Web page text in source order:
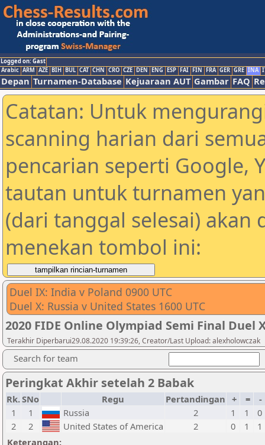
Logged on: Gast
Arabic ARM AZE BIH BUL CAT CHN CRO CZE DEN ENG ESP FAI FIN FRA GER GRE INA
Depan Turnamen-Database Kejuaraan AUT Gambar FAQ
Catatan: Untuk
scanning harian dari
pencarian seperti Google,
tautan untuk turnamen
(dari tanggal selesai) akan
menekan tombol ini:
Duel IX: India v Poland 0900 UTC
Duel X: Russia v United States 1600 UTC
2020 FIDE Online Olympiad Semi Final Duel
Terakhir Diperbarui29.08.2020 19:39:26, Creator/Last Upload: alexholowczak
Search for team
Peringkat Akhir setelah 2 Babak
Rk.SNo Regu Pertandingan + =
-
1
1 Russia 2 1 1
0
2
2 United States of America 2 0 1
1
Keterangan: